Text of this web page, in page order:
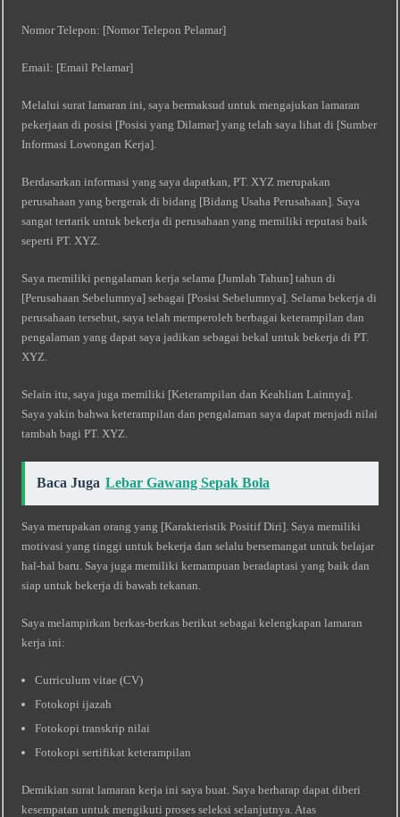
Nomor Telepon: [Nomor Telepon Pelamar]
Email: [Email Pelamar]
Melalui surat lamaran ini, saya bermaksud untuk mengajukan lamaran
pekerjaan di posisi [Posisi yang Dilamar] yang telah saya lihat di [Sumber
Informasi Lowongan Kerja].
Berdasarkan informasi yang saya dapatkan, PT. XYZ merupakan
perusahaan yang bergerak di bidang [Bidang Usaha Perusahaan]. Saya
sangat tertarik untuk bekerja di perusahaan yang memiliki reputasi baik
seperti PT. XYZ.
Saya memiliki pengalaman kerja selama [Jumlah Tahun] tahun di
[Perusahaan Sebelumnya] sebagai [Posisi Sebelumnya]. Selama bekerja di
perusahaan tersebut, saya telah memperoleh berbagai keterampilan dan
pengalaman yang dapat saya jadikan sebagai bekal untuk bekerja di PT.
XYZ.
Selain itu, saya juga memiliki [Keterampilan dan Keahlian Lainnya].
Saya yakin bahwa keterampilan dan pengalaman saya dapat menjadi nilai
tambah bagi PT. XYZ.
Baca Juga Lebar Gawang Sepak Bola
Saya merupakan orang yang [Karakteristik Positif Diri]. Saya memiliki
motivasi yang tinggi untuk bekerja dan selalu bersemangat untuk belajar
hal-hal baru. Saya juga memiliki kemampuan beradaptasi yang baik dan
siap untuk bekerja di bawah tekanan.
Saya melampirkan berkas-berkas berikut sebagai kelengkapan lamaran
kerja ini:
Curriculum vitae (CV)
Fotokopi ijazah
Fotokopi transkrip nilai
Fotokopi sertifikat keterampilan
Demikian surat lamaran kerja ini saya buat. Saya berharap dapat diberi
kesempatan untuk mengikuti proses seleksi selanjutnya. Atas